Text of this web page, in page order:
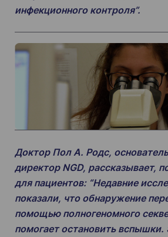
инфекционного контроля”.
Доктор Пол А. Родс,
директор NGD, рассказывает,
для пациентов: “Недавние
показали, что обнаружение
помощью полногеномного
помогает остановить вспышки.